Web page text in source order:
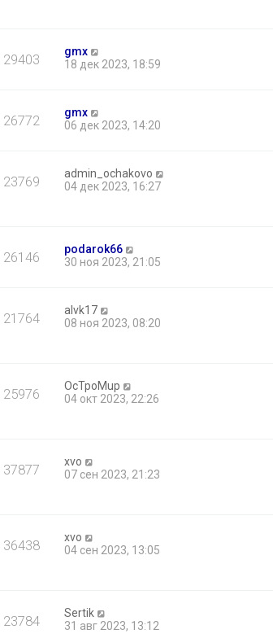
29403
gmx
18 дек 2023, 18:59
26772
gmx
06 дек 2023, 14:20
23769
admin_ochakovo
04 дек 2023, 16:27
26146
podarok66
30 ноя 2023, 21:05
21764
alvk17
08 ноя 2023, 08:20
25976
OcTpoMup
04 окт 2023, 22:26
37877
xvo
07 сен 2023, 21:23
36438
xvo
04 сен 2023, 13:05
23784
Sertik
31 авг 2023, 13:12